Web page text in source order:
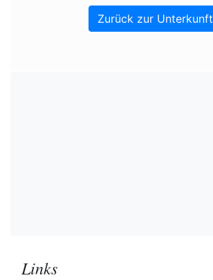
Zurück zur Unterkunft
Links